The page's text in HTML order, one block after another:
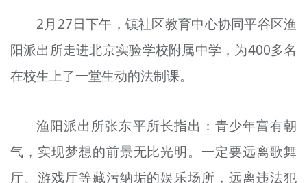
2月27日下午，镇社区教育中心协同平谷区渔
阳派出所走进北京实验学校附属中学，为400多名
在校生上了一堂生动的法制课。
渔阳派出所张东平所长指出：青少年富有朝
气，实现梦想的前景无比光明。一定要远离歌舞
厅、游戏厅等藏污纳垢的娱乐场所，远离违法犯